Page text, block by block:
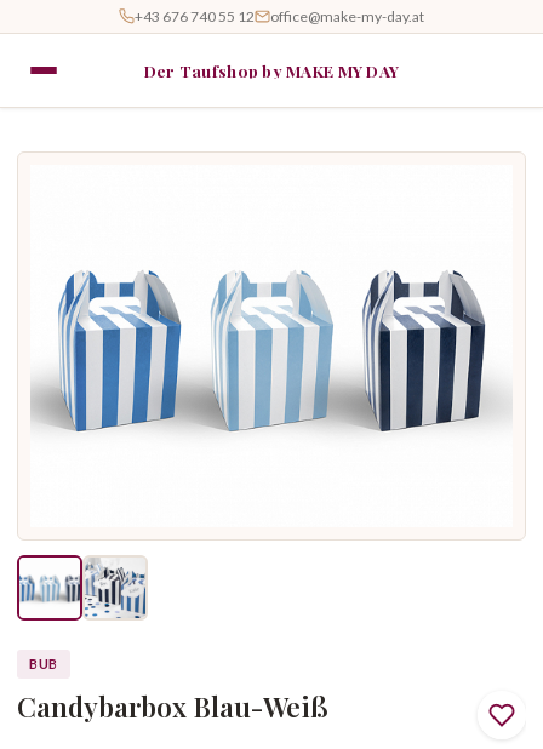
+43 676 740 55 12 office@make-my-day.at
Der Taufshop by MAKE MY DAY
BUB
Candybarbox Blau-Weiß